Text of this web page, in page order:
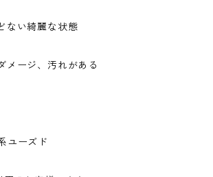
ない綺麗な状態
メージ、汚れがある
ユーズド